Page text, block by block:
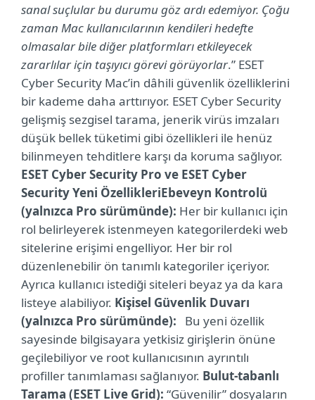
sanal suçlular bu durumu göz ardı edemiyor. Çoğu
zaman Mac kullanıcılarının kendileri hedefte
olmasalar bile diğer platformları etkileyecek
zararlılar için taşıyıcı görevi görüyorlar.” ESET
Cyber Security Mac’in dâhili güvenlik özelliklerini
bir kademe daha arttırıyor. ESET Cyber Security
gelişmiş sezgisel tarama, jenerik virüs imzaları
düşük bellek tüketimi gibi özellikleri ile henüz
bilinmeyen tehditlere karşı da koruma sağlıyor.
ESET Cyber Security Pro ve ESET Cyber
Security Yeni ÖzellikleriEbeveyn Kontrolü
(yalnızca Pro sürümünde): Her bir kullanıcı için
rol belirleyerek istenmeyen kategorilerdeki web
sitelerine erişimi engelliyor. Her bir rol
düzenlenebilir ön tanımlı kategoriler içeriyor.
Ayrıca kullanıcı istediği siteleri beyaz ya da kara
listeye alabiliyor. Kişisel Güvenlik Duvarı
(yalnızca Pro sürümünde): Bu yeni özellik
sayesinde bilgisayara yetkisiz girişlerin önüne
geçilebiliyor ve root kullanıcısının ayrıntılı
profiller tanımlaması sağlanıyor. Bulut-tabanlı
Tarama (ESET Live Grid): “Güvenilir” dosyaların